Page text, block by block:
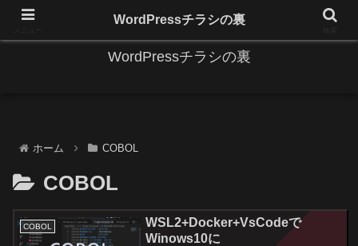
IT系に係る基礎的な情報と便利な使い方を更新します。
WordPressチラシの裏
ホーム COBOL
COBOL
COBOL
WSL2+Docker+VsCodeで
Winows10に
WordPressチラシの裏